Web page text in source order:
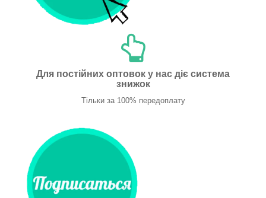
Для постійних оптовок у нас діє система
знижок
Тільки за 100% передоплату